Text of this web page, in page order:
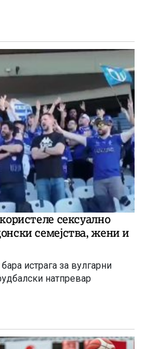
сексуално
семејства, жени и
истрага за вулгарни
натпревар